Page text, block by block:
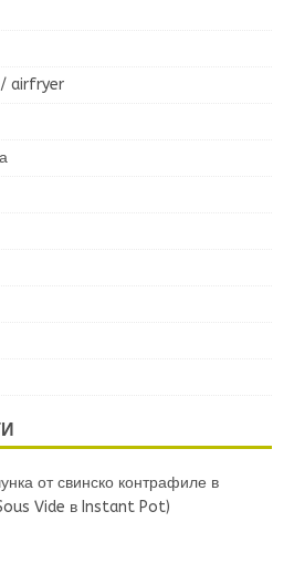
airfryer
от свинско контрафиле в
Vide в Instant Pot)